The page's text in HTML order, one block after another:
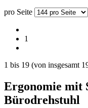
pro Seite
1
1 bis 19 (von insgesamt
Ergonomie mit
Bürodrehstuhl